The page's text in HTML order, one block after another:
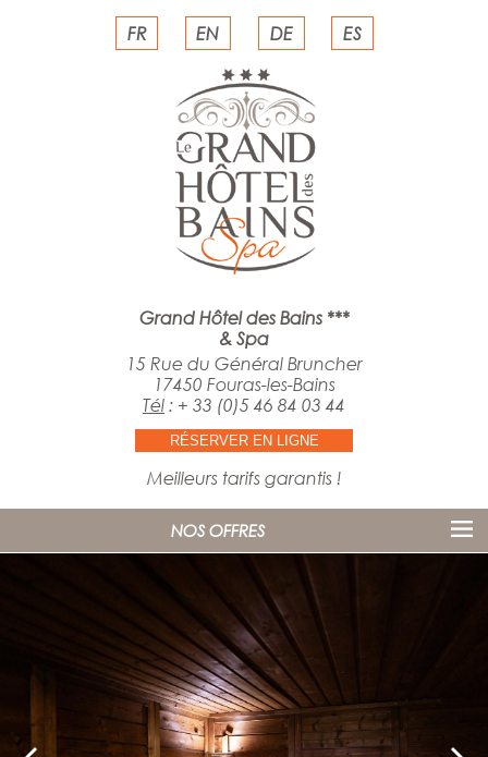
FR EN DE ES
Grand Hôtel des Bains ***
& Spa
15 Rue du Général Bruncher
17450 Fouras-les-Bains
Tél : + 33 (0)5 46 84 03 44
RÉSERVER EN LIGNE
Meilleurs tarifs garantis !
NOS OFFRES